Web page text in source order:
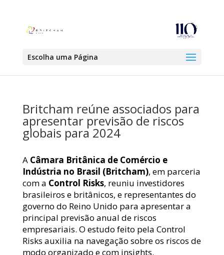
Escolha uma Página
Britcham reúne associados para
apresentar previsão de riscos
globais para 2024
A Câmara Britânica de Comércio e
Indústria no Brasil (Britcham), em parceria
com a Control Risks, reuniu investidores
brasileiros e britânicos, e representantes do
governo do Reino Unido para apresentar a
principal previsão anual de riscos
empresariais. O estudo feito pela Control
Risks auxilia na navegação sobre os riscos de
modo organizado e com insights.